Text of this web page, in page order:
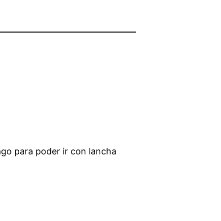
para poder ir con lancha